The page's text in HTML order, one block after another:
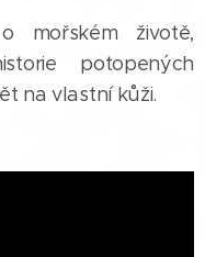
mořském životě,
potopených
na vlastní kůži.